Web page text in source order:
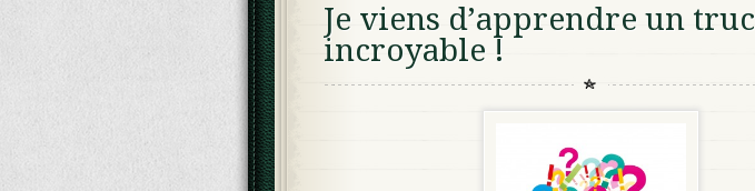
Je viens d’apprendre un truc
incroyable !